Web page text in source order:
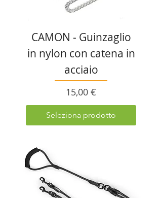
CAMON - Guinzaglio
in nylon con catena in
acciaio
Prezzo
15,00 €
Seleziona prodotto